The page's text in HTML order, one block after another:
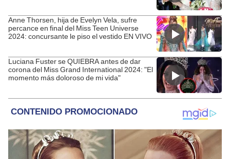
Anne Thorsen, hija de Evelyn Vela, sufre
percance en final del Miss Teen Universe
2024: concursante le piso el vestido EN VIVO
Luciana Fuster se QUIEBRA antes de dar
corona del Miss Grand International 2024: "El
momento más doloroso de mi vida"